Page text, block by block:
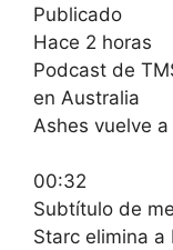
Publicado
Hace 2 horas
Podcast de
en Australia
Ashes vuelve
00:32
Subtítulo de
Starc elimina a